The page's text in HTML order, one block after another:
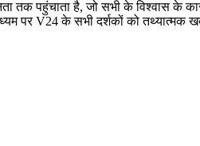
तक पहुंचाता है, जो सभी के विश्वास के
V24 के सभी दर्शकों को तथ्यात्मक